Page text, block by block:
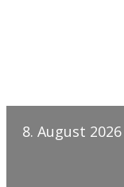
8. August 2026